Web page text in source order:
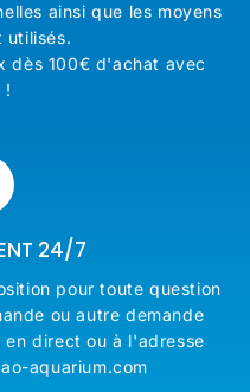
ainsi que les moyens
utilisés.
dès 100€ d'achat avec
!
24/7
pour toute question
ou autre demande
direct ou à l'adresse
aquarium.com